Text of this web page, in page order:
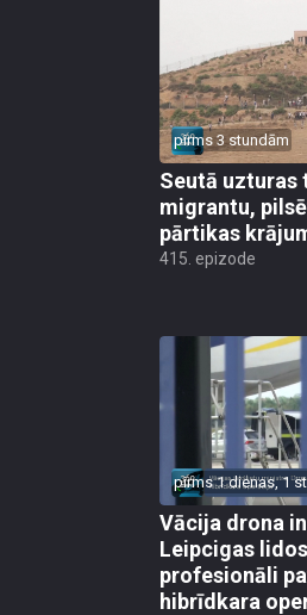
pirms 3 stundām
Seutā uzturas
migrantu,
pārtikas
415. epizode
pirms 1 dienas, 1
Vācija drona
Leipcigas
profesionāli
hibrīdkara